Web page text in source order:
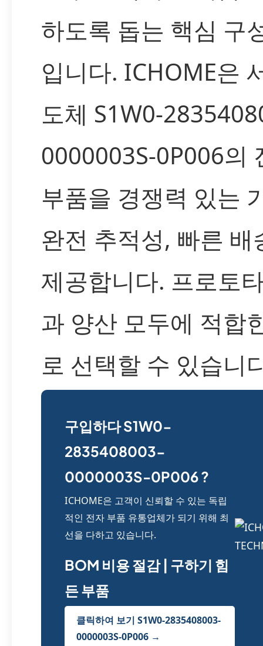
하도록 돕는 핵심 구
입니다. ICHOME은
도체 S1W0-
0000003S-0P006의
부품을 경쟁력 있는
완전 추적성, 빠른 배
제공합니다. 프로토
과 양산 모두에 적합
로 선택할 수 있습니
구입하다 S1W0-
2835408003-
0000003S-0P006 ?
ICHOME은 고객이 신뢰할 수 있는 독립
적인 전자 부품 유통업체가 되기 위해 최
선을 다하고 있습니다.
BOM 비용 절감 | 구하기 힘
든 부품
클릭하여 보기 S1W0-2835408003-
0000003S-0P006 →